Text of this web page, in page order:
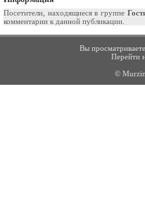
Посетители, находящиеся в группе
комментарии к данной публикации.
Вы
Перейти
©